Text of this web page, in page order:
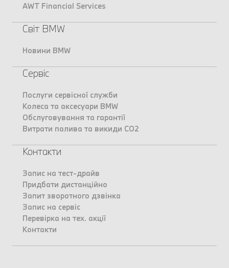
AWT Financial Services
Світ BMW
Новини BMW
Сервіс
Послуги сервісної служби
Колеса та аксесуари BMW
Обслуговування та гарантії
Витрати палива та викиди CO2
Контакти
Запис на тест-драйв
Придбати дистанційно
Запит зворотного дзвінка
Запис на сервіс
Перевірка на тех. акції
Контакти